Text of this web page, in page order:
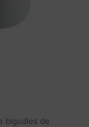
bigudies de